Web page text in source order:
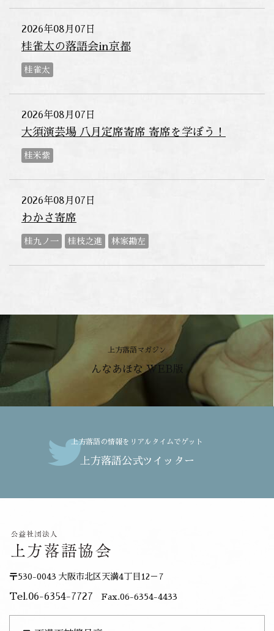
2026年08月07日
桂雀太の落語会in京都
桂雀太
2026年08月07日
大須演芸場 八月定席寄席 寄席を学ぼう！
桂米紫
2026年08月07日
わかさ寄席
桂九ノ一 桂枝之進 林家勘左
上方落語マガジン
んなあほな WEB版
上方落語の情報をリアルタイムでゲット
上方落語公式ツイッター
〒530-0043 大阪市北区天満4丁目12－7
Tel.06-6354-7727 Fax.06-6354-4433